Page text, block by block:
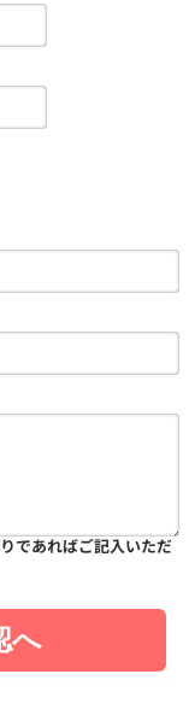
であればご記入いただ
へ